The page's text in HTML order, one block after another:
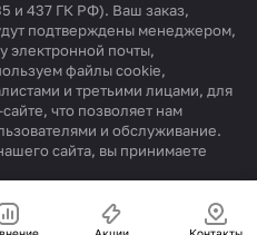
и 437 ГК РФ). Ваш заказ,
подтверждены менеджером,
электронной почты,
файлы cookie,
и третьими лицами, для
что позволяет нам
и обслуживание.
сайта, вы принимаете